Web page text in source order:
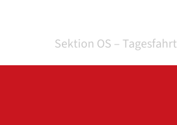
Sektion OS –